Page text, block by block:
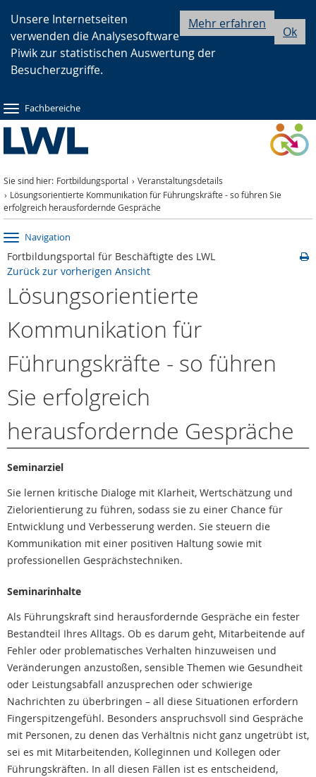
Hauptnavigation
Seitennavigation
Inhalt
Ok
Mehr erfahren
Unsere Internetseiten
verwenden die Analysesoftware
Piwik zur statistischen Auswertung der
Besucherzugriffe.
Fachbereiche
Sie sind hier: Fortbildungsportal
Veranstaltungsdetails
Lösungsorientierte Kommunikation für Führungskräfte - so führen Sie
erfolgreich herausfordernde Gespräche
Navigation
Fortbildungsportal für Beschäftigte des LWL
Zurück zur vorherigen Ansicht
Lösungsorientierte
Kommunikation für
Führungskräfte - so führen
Sie erfolgreich
herausfordernde Gespräche
Seminarziel
Sie lernen kritische Dialoge mit Klarheit, Wertschätzung und
Zielorientierung zu führen, sodass sie zu einer Chance für
Entwicklung und Verbesserung werden. Sie steuern die
Kommunikation mit einer positiven Haltung sowie mit
professionellen Gesprächstechniken.
Seminarinhalte
Als Führungskraft sind herausfordernde Gespräche ein fester
Bestandteil Ihres Alltags. Ob es darum geht, Mitarbeitende auf
Fehler oder problematisches Verhalten hinzuweisen und
Veränderungen anzustoßen, sensible Themen wie Gesundheit
oder Leistungsabfall anzusprechen oder schwierige
Nachrichten zu überbringen – all diese Situationen erfordern
Fingerspitzengefühl. Besonders anspruchsvoll sind Gespräche
mit Personen, zu denen das Verhältnis nicht ganz ungetrübt ist,
sei es mit Mitarbeitenden, Kolleginnen und Kollegen oder
Führungskräften. In all diesen Fällen ist es entscheidend,